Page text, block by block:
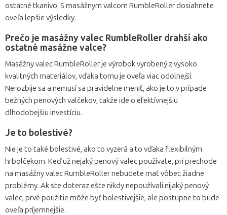
ostatné tkanivo. S masážnym valcom RumbleRoller dosiahnete
oveľa lepšie výsledky.
Prečo je masážny valec RumbleRoller drahší ako
ostatné masážne valce?
Masážny valec RumbleRoller je výrobok vyrobený z vysoko
kvalitných materiálov, vďaka tomu je oveľa viac odolnejší.
Nerozbije sa a nemusí sa pravidelne meniť, ako je to v prípade
bežných penových valčekov, takže ide o efektívnejšiu
dlhodobejšiu investíciu.
Je to bolestivé?
Nie je to také bolestivé, ako to vyzerá a to vďaka flexibilným
hrbolčekom. Keď už nejaký penový valec používate, pri prechode
na masážny valec RumbleRoller nebudete mať vôbec žiadne
problémy. Ak ste doteraz ešte nikdy nepoužívali nijaký penový
valec, prvé použitie môže byť bolestivejšie, ale postupne to bude
oveľa príjemnejšie.